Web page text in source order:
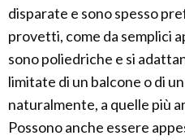
disparate e sono spesso
provetti, come da semplici
sono poliedriche e si
limitate di un balcone o di
naturalmente, a quelle più
Possono anche essere